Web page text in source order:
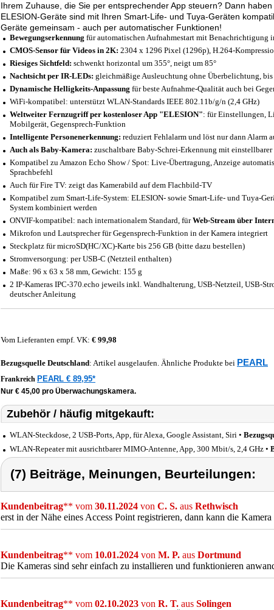
Ihrem Zuhause, die Sie per entsprechender App steuern? Dann
ELESION-Geräte sind mit Ihren Smart-Life- und Tuya-Geräten
Geräte gemeinsam - auch per automatischer Funktionen!
Bewegungserkennung für automatischen Aufnahmestart mit Benachrichtigung
CMOS-Sensor für Videos in 2K: 2304 x 1296 Pixel (1296p), H.264-
Riesiges Sichtfeld: schwenkt horizontal um 355°, neigt um 85°
Nachtsicht per IR-LEDs: gleichmäßige Ausleuchtung ohne Überbelichtung,
Dynamische Helligkeits-Anpassung für beste Aufnahme-Qualität auch bei
WiFi-kompatibel: unterstützt WLAN-Standards IEEE 802.11b/g/n (2,4 GHz)
Weltweiter Fernzugriff per kostenloser App "ELESION": für Einstellungen,
Mobilgerät, Gegensprech-Funktion
Intelligente Personenerkennung: reduziert Fehlalarm und löst nur dann Alarm
Auch als Baby-Kamera: zuschaltbare Baby-Schrei-Erkennung mit
Kompatibel zu Amazon Echo Show / Spot: Live-Übertragung, Anzeige
Sprachbefehl
Auch für Fire TV: zeigt das Kamerabild auf dem Flachbild-TV
Kompatibel zum Smart-Life-System: ELESION- sowie Smart-Life- und Tuya-
System kombiniert werden
ONVIF-kompatibel: nach internationalem Standard, fürWeb-Stream über
Mikrofon und Lautsprecher für Gegensprech-Funktion in der Kamera integriert
Steckplatz für microSD(HC/XC)-Karte bis 256 GB (bitte dazu bestellen)
Stromversorgung: per USB-C (Netzteil enthalten)
Maße: 96 x 63 x 58 mm, Gewicht: 155 g
2 IP-Kameras IPC-370.echo jeweils inkl. Wandhalterung, USB-Netzteil, USB-
deutscher Anleitung
Vom Lieferanten empf. VK: € 99,98
Bezugsquelle Deutschland: Artikel ausgelaufen. Ähnliche Produkte bei PEARL
Frankreich PEARL € 89,95*
Nur € 45,00 pro Überwachungskamera.
Zubehör / häufig mitgekauft:
WLAN-Steckdose, 2 USB-Ports, App, für Alexa, Google Assistant, Siri •
WLAN-Repeater mit ausrichtbarer MIMO-Antenne, App, 300 Mbit/s, 2,4 GHz •
(7) Beiträge, Meinungen, Beurteilungen:
Kundenbeitrag** vom 30.11.2024 von C. S. aus Rethwisch
erst in der Nähe eines Access Point registrieren, dann kann die
Kundenbeitrag** vom 10.01.2024 von M. P. aus Dortmund
Die Kameras sind sehr einfach zu installieren und funktionieren
Kundenbeitrag** vom 02.10.2023 von R. T. aus Solingen